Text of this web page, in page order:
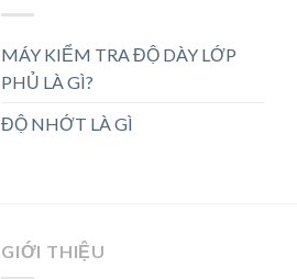
MÁY KIỂM TRA ĐỘ DÀY LỚP
PHỦ LÀ GÌ?
ĐỘ NHỚT LÀ GÌ
GIỚI THIỆU